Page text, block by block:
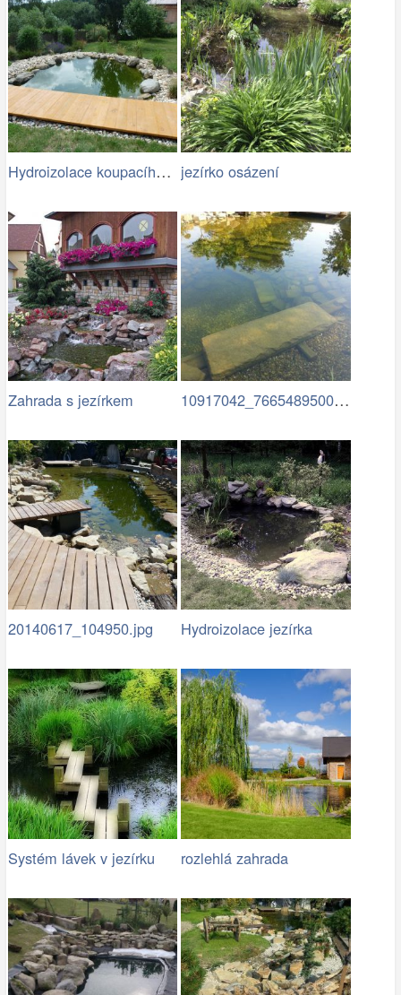
Hydroizolace koupacího jezírka jezírko osázení
Zahrada s jezírkem 10917042_766548950087847…
20140617_104950.jpg Hydroizolace jezírka
Systém lávek v jezírku rozlehlá zahrada